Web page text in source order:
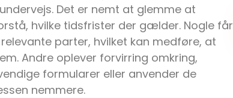
Det er nemt at glemme at
hvilke tidsfrister der gælder. Nogle får
parter, hvilket kan medføre, at
Andre oplever forvirring omkring,
formularer eller anvender de
nemmere.